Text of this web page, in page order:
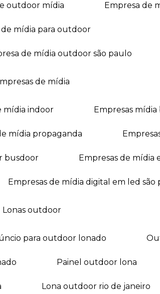
outdoor mídia empresa de
de mídia para outdoor
de mídia outdoor são paulo
empresas de mídia
mídia indoor empresas
mídia propaganda
busdoor empresas de mídia
empresas de mídia digital em led são
lonas outdoor
para outdoor lonado
painel outdoor lona
lona outdoor rio de janeiro